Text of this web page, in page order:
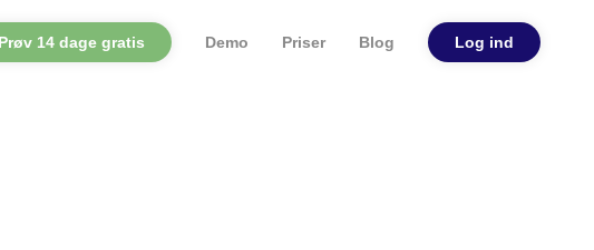
Log ind
Blog
Priser
Demo
Prøv 14 dage gratis